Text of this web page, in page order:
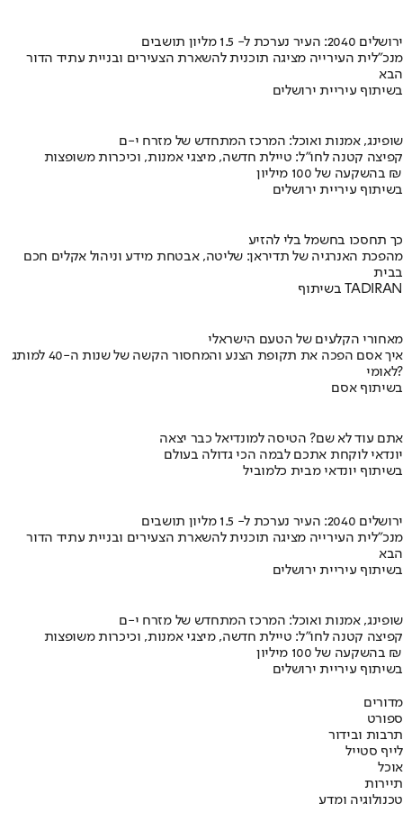
ירושלים 2040: העיר נערכת ל- 1.5 מליון תושבים
מנכ"לית העירייה מציגה תוכנית להשארת הצעירים ובניית עתיד הדור
הבא
בשיתוף עיריית ירושלים
שופינג, אמנות ואוכל: המרכז המתחדש של מזרח י-ם
קפיצה קטנה לחו"ל: טיילת חדשה, מיצגי אמנות, וכיכרות משופצות
בהשקעה של 100 מיליון ₪
בשיתוף עיריית ירושלים
כך תחסכו בחשמל בלי להזיע
מהפכת האנרגיה של תדיראן: שליטה, אבטחת מידע וניהול אקלים חכם
בבית
בשיתוף TADIRAN
מאחורי הקלעים של הטעם הישראלי
איך אסם הפכה את תקופת הצנע והמחסור הקשה של שנות ה-40 למותג
לאומי?
בשיתוף אסם
אתם עוד לא שם? הטיסה למונדיאל כבר יצאה
יונדאי לוקחת אתכם לבמה הכי גדולה בעולם
בשיתוף יונדאי מבית כלמוביל
ירושלים 2040: העיר נערכת ל- 1.5 מליון תושבים
מנכ"לית העירייה מציגה תוכנית להשארת הצעירים ובניית עתיד הדור
הבא
בשיתוף עיריית ירושלים
שופינג, אמנות ואוכל: המרכז המתחדש של מזרח י-ם
קפיצה קטנה לחו"ל: טיילת חדשה, מיצגי אמנות, וכיכרות משופצות
בהשקעה של 100 מיליון ₪
בשיתוף עיריית ירושלים
מדורים
ספורט
תרבות ובידור
לייף סטייל
אוכל
תיירות
טכנולוגיה ומדע